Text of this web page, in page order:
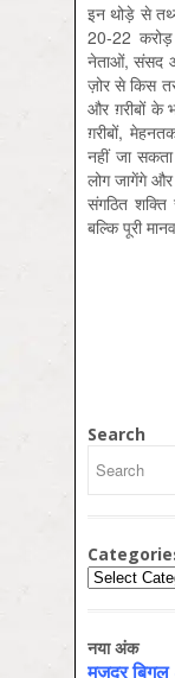
इन थोड़े से
20-22 करोड़
नेताओं, संसद
ज़ोर से किस
और ग़रीबों के
ग़रीबों,
नहीं जा
लोग जागेंगे और
संगठित
बल्कि पूरी
Search
Categories
नया अंक
मज़दूर